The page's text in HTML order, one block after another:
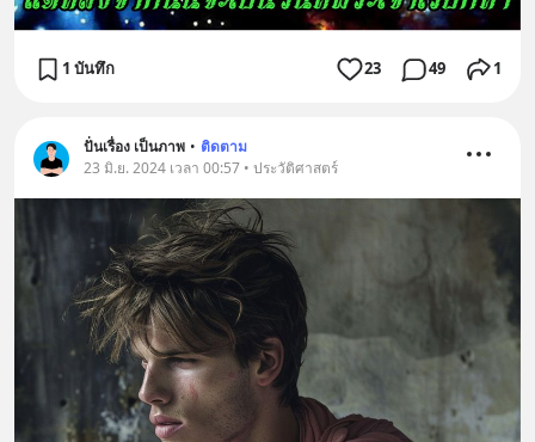
1 บันทึก 23 49 1
ปั่นเรื่อง เป็นภาพ • ติดตาม
23 มิ.ย. 2024 เวลา 00:57 • ประวัติศาสตร์